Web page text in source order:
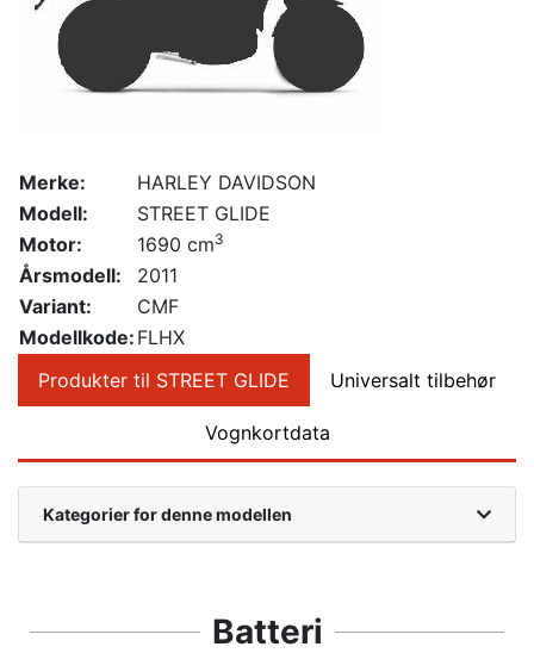
Merke:
HARLEY DAVIDSON
Modell:
STREET GLIDE
Motor:
1690 cm3
Årsmodell:
2011
Variant:
CMF
Modellkode: FLHX
Produkter til STREET GLIDE
Universalt tilbehør
Vognkortdata
Kategorier for denne modellen
Batteri